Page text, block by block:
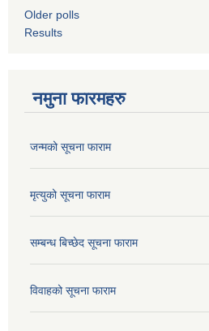
Older polls
Results
नमुना फारमहरु
जन्मको सूचना फाराम
मृत्युको सूचना फाराम
सम्बन्ध बिच्छेद सूचना फाराम
विवाहको सूचना फाराम